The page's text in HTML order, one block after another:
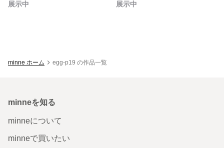
展示中 展示中
minne ホーム egg-p19 の作品一覧
minneを知る
minneについて
minneで買いたい